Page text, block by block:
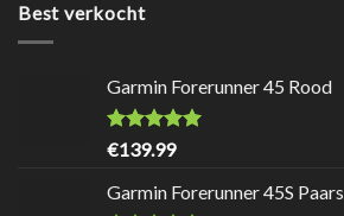
Best verkocht
Garmin Forerunner 45 Rood
Waardering
€139.99
Garmin Forerunner 45S Paars